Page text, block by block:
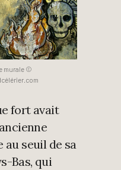
murale ©
fort avait
seuil de sa
Bas, qui